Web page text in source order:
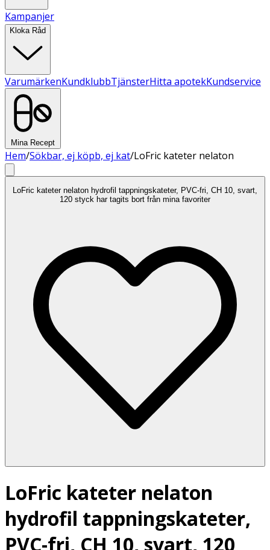
Kampanjer
Kloka Råd
VarumärkenKundklubbTjänsterHitta apotekKundservice
Mina Recept
Hem/Sökbar, ej köpb, ej kat/LoFric kateter nelaton
LoFric kateter nelaton hydrofil tappningskateter, PVC-fri, CH 10, svart,
120 styck har tagits bort från mina favoriter
LoFric kateter nelaton
hydrofil tappningskateter,
PVC-fri, CH 10, svart, 120